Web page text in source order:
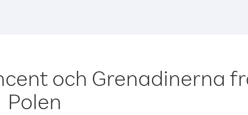
och Grenadinerna
Polen